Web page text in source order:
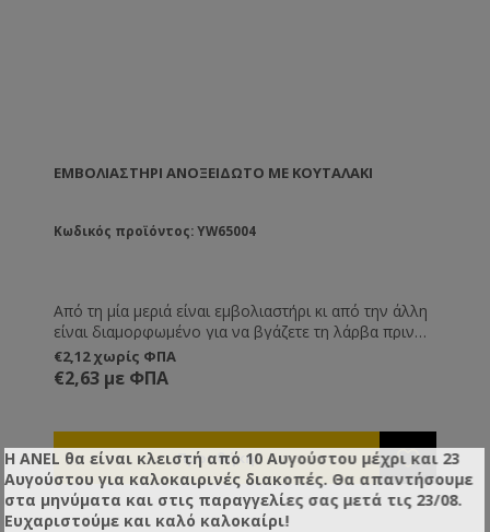
ΕΜΒΟΛΙΑΣΤΉΡΙ ΑΝΟΞΕΊΔΩΤΟ ΜΕ ΚΟΥΤΑΛΆΚΙ
Κωδικός προϊόντος: YW65004
Από τη μία μεριά είναι εμβολιαστήρι κι από την άλλη
είναι διαμορφωμένο για να βγάζετε τη λάρβα πριν
την εξαγωγή βασιλικού πολτού.
€2,12 χωρίς ΦΠΑ
€2,63 με ΦΠΑ
Η ANEL θα είναι κλειστή από 10 Αυγούστου μέχρι και 23
Αυγούστου για καλοκαιρινές διακοπές. Θα απαντήσουμε
στα μηνύματα και στις παραγγελίες σας μετά τις 23/08.
Ευχαριστούμε και καλό καλοκαίρι!